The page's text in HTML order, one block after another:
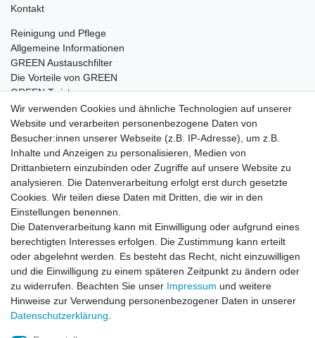
Kontakt
Reinigung und Pflege
Allgemeine Informationen
GREEN Austauschfilter
Die Vorteile von GREEN
GREEN Twister
Impressum Daten­schutz­erklärung AGB
Barrierefreiheitserklärung Widerrufs­recht
Vertrag widerrufen Kontakt
© Copyright 2026 | Alle Rechte vorbehalten.
Wir verwenden Cookies und ähnliche Technologien auf unserer
Website und verarbeiten personenbezogene Daten von
Besucher:innen unserer Webseite (z.B. IP-Adresse), um z.B.
Inhalte und Anzeigen zu personalisieren, Medien von
Drittanbietern einzubinden oder Zugriffe auf unsere Website zu
analysieren. Die Datenverarbeitung erfolgt erst durch gesetzte
Cookies. Wir teilen diese Daten mit Dritten, die wir in den
Einstellungen benennen.
Die Datenverarbeitung kann mit Einwilligung oder aufgrund eines
berechtigten Interesses erfolgen. Die Zustimmung kann erteilt
oder abgelehnt werden. Es besteht das Recht, nicht einzuwilligen
und die Einwilligung zu einem späteren Zeitpunkt zu ändern oder
zu widerrufen. Beachten Sie unser Impressum und weitere
Hinweise zur Verwendung personenbezogener Daten in unserer
Daten­schutz­erklärung